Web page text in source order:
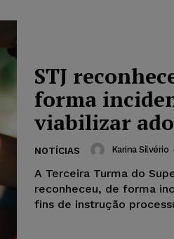
STJ
forma
viabilizar
NOTÍCIAS Karina Silvério
A Terceira Turma do
reconheceu, de forma
fins de instrução